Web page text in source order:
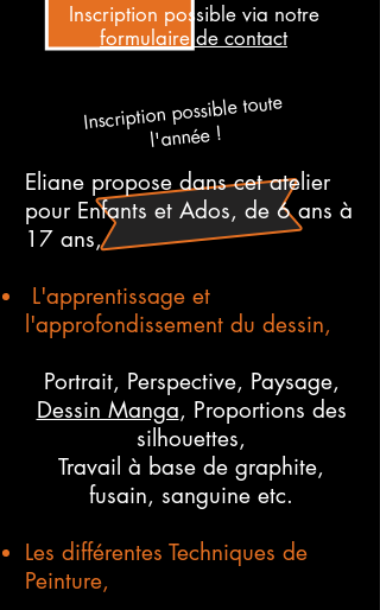
Inscription possible via notre
formulaire de contact
Inscription possible toute
l'année !
Eliane propose dans cet atelier
pour Enfants et Ados, de 6 ans à
17 ans,
L'apprentissage et
l'approfondissement du dessin,
Portrait, Perspective, Paysage,
Dessin Manga, Proportions des
silhouettes,
Travail à base de graphite,
fusain, sanguine etc.
Les différentes Techniques de
Peinture,